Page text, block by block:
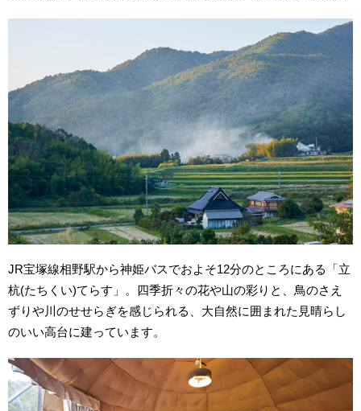
JR宝塚線相野駅から神姫バスでおよそ12分のところにある「立
杭(たちくい)てらす」。四季折々の花や山の彩りと、鳥のさえ
ずりや川のせせらぎを感じられる、大自然に囲まれた見晴らし
のいい高台に建っています。